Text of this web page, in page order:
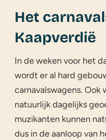
Het
Kaapverdië
In de weken voor het
wordt er al hard
carnavalswagens. Ook
natuurlijk dagelijks
muzikanten kunnen
dus in de aanloop van